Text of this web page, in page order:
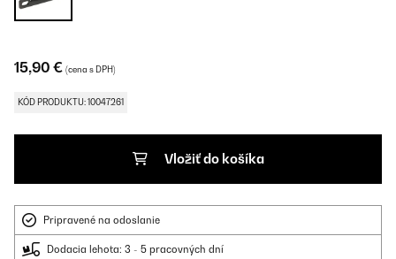
15,90 € (cena s DPH)
KÓD PRODUKTU: 10047261
Vložiť do košíka
Pripravené na odoslanie
Dodacia lehota: 3 - 5 pracovných dní